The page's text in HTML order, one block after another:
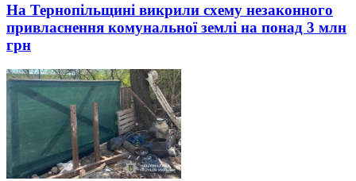
На Тернопільщині викрили схему незаконного
привласнення комунальної землі на понад 3 млн
грн